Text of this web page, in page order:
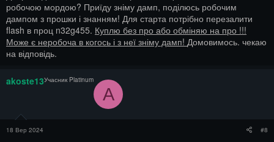
робочою мордою? Приїду зніму дамп, поділюсь робочим
дампом з прошки і знанням! Для старта потрібно перезалити
flash в проц n32g455. Куплю без про або обміняю на про !!!
Може є неробоча в когось і з неї зніму дамп! Домовимось. чекаю
на відповідь.
akoste13Учасник Platinum
A
18 Вер 2024 #8